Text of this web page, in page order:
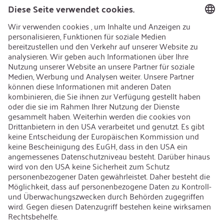
Nachhaltigkeit
Recycling
Nachhaltigkeit
Karriere
Offene Jobs
Kontakt
iSi Group
Produktkatalog
Garantieerweiterung
Unternehmenspolitik
Hinweisgebersystem
Code of Conduct